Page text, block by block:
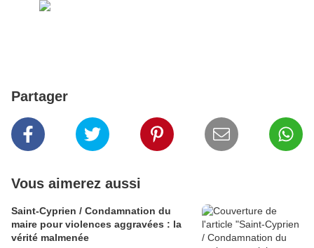
Partager
Vous aimerez aussi
Saint-Cyprien / Condamnation du
maire pour violences aggravées : la
vérité malmenée